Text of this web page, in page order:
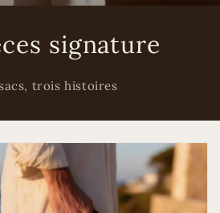
signature
trois histoires